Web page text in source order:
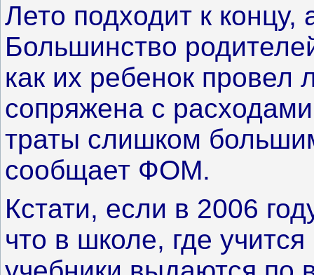
Лето подходит к концу,
Большинство
как их ребенок провел
сопряжена с
траты слишком
сообщает ФОМ.
Кстати, если в 2006
что в школе, где